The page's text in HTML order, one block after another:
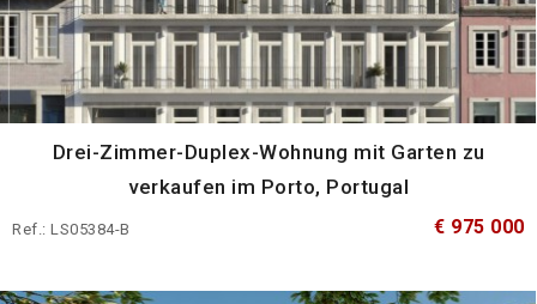
Drei-Zimmer-Duplex-Wohnung mit Garten zu
verkaufen im Porto, Portugal
Ref.: LS05384-B € 975 000